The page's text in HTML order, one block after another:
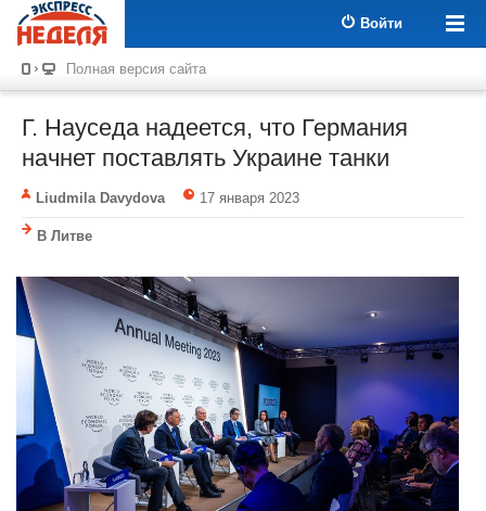
Войти
Полная версия сайта
Г. Науседа надеется, что Германия
начнет поставлять Украине танки
Liudmila Davydova 17 января 2023
В Литве